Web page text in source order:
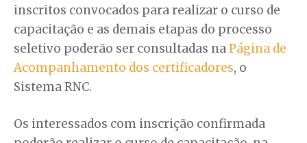
inscritos convocados para realizar o curso de
capacitação e as demais etapas do processo
seletivo poderão ser consultadas naPágina de
Acompanhamento dos certificadores, o
Sistema RNC.
Os interessados com inscrição confirmada